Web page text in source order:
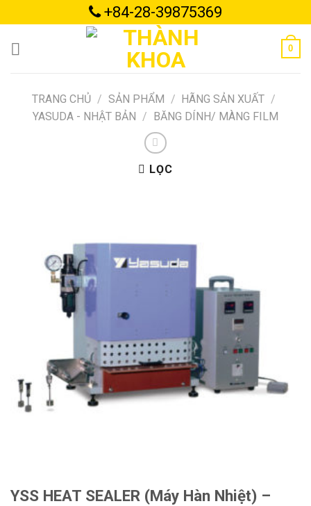
to
content
+84-28-39875369
0
TRANG CHỦ / SẢN PHẨM / HÃNG SẢN XUẤT /
YASUDA - NHẬT BẢN / BĂNG DÍNH/ MÀNG FILM
LỌC
YSS HEAT SEALER (Máy Hàn Nhiệt) –